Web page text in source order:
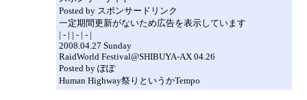
Posted by スポンサードリンク
一定期間更新がないため広告を表示しています
| - | | - | - |
2008.04.27 Sunday
RaidWorld Festival@SHIBUYA-AX 04.26
Posted by ぽぽ
Human Highway祭りというかTempo